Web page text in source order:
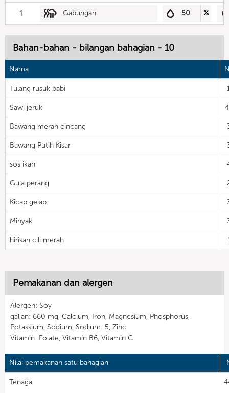
1 Gabungan 50 %
Bahan-bahan - bilangan bahagian - 10
Nama
Tulang rusuk babi
Sawi jeruk
Bawang merah cincang
Bawang Putih Kisar
sos ikan
Gula perang
Kicap gelap
Minyak
hirisan cili merah
Pemakanan dan alergen
Alergen: Soy
galian: 660 mg, Calcium, Iron, Magnesium, Phosphorus,
Potassium, Sodium, Sodium: 5, Zinc
Vitamin: Folate, Vitamin B6, Vitamin C
Nilai pemakanan satu bahagian
Tenaga